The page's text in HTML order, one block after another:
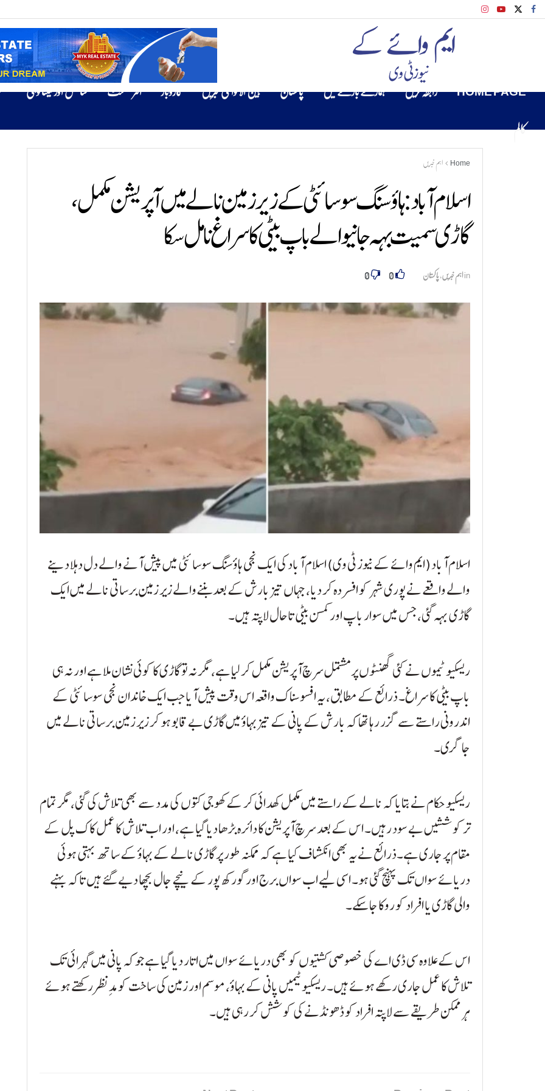
HOME PAGE رابطہ کریں ہمارے بارے میں پاکستان بین الاقوامی خبریں کاروبار انٹرٹینمنٹ سائنس اور ٹیکنالوجی
کالم
Home اہم خبریں
اسلام آباد: ہاؤسنگ سوسائٹی کے زیر زمین نالے میں آپریشن مکمل،
گاڑی سمیت بہہ جانیوالے باپ بیٹی کا سراغ نا مل سکا
in اہم خبریں,پاکستان 0
0
اسلام آباد (ایم وائے کے نیوز ٹی وی) اسلام آباد کی ایک نجی ہاؤسنگ سوسائٹی میں پیش آنے والے دل دہلا دینے
والے واقعے نے پوری شہر کو افسردہ کر دیا، جہاں تیز بارش کے بعد بننے والے زیر زمین برساتی نالے میں ایک
گاڑی بہہ گئی، جس میں سوار باپ اور کمسن بیٹی تاحال لاپتہ ہیں۔
ریسکیو ٹیموں نے کئی گھنٹوں پر مشتمل سرچ آپریشن مکمل کر لیا ہے، مگر نہ تو گاڑی کا کوئی نشان ملا ہے اور نہ ہی
باپ بیٹی کا سراغ۔ ذرائع کے مطابق، یہ افسوسناک واقعہ اس وقت پیش آیا جب ایک خاندان نجی سوسائٹی کے
اندرونی راستے سے گزر رہا تھا کہ بارش کے پانی کے تیز بہاؤ میں گاڑی بے قابو ہو کر زیر زمین برساتی نالے میں
جا گری۔
ریسکیو حکام نے بتایا کہ نالے کے راستے میں مکمل کھدائی کر کے کھوجی کتوں کی مدد سے بھی تلاش کی گئی، مگر تمام
تر کوششیں بے سود رہیں۔ اس کے بعد سرچ آپریشن کا دائرہ بڑھا دیا گیا ہے، اور اب تلاش کا عمل کاک پل کے
مقام پر جاری ہے۔ذرائع نے یہ بھی انکشاف کیا ہے کہ ممکنہ طور پر گاڑی نالے کے بہاؤ کے ساتھ بہتی ہوئی
دریائے سواں تک پہنچ گئی ہو۔ اسی لیے اب سواں برج اور گورکھ پور کے نیچے جال بچھا دیے گئے ہیں تاکہ بہنے
والی گاڑی یا افراد کو روکا جا سکے۔
اس کے علاوہ سی ڈی اے کی خصوصی کشتیوں کو بھی دریائے سواں میں اتار دیا گیا ہے جو کہ پانی میں گہرائی تک
تلاش کا عمل جاری رکھے ہوئے ہیں۔ ریسکیو ٹیمیں پانی کے بہاؤ، موسم اور زمین کی ساخت کو مدِنظر رکھتے ہوئے
ہر ممکن طریقے سے لاپتہ افراد کو ڈھونڈنے کی کوشش کر رہی ہیں۔